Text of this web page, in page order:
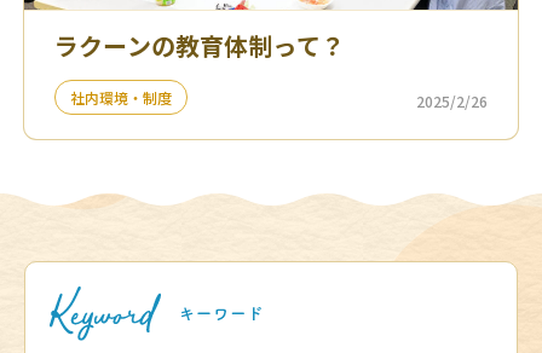
ラクーンの教育体制って？
社内環境・制度 2025/2/26